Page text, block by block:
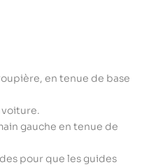
en tenue de base
voiture.
gauche en tenue de
pour que les guides